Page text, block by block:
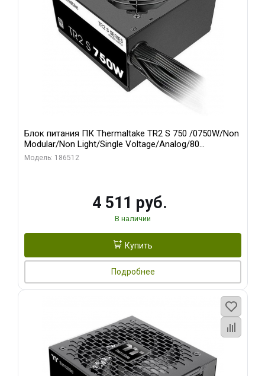
Блок питания ПК Thermaltake TR2 S 750 /0750W/Non
Modular/Non Light/Single Voltage/Analog/80
Plus/EU/Non JP CAP/All Flat Cables
Модель: 186512
4 511 руб.
В наличии
Купить
Подробнее